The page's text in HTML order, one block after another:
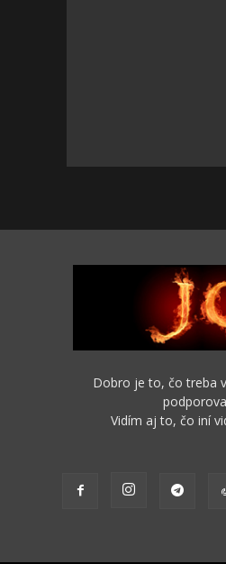
Dobro je to, čo treba
Vidím aj to, čo iní